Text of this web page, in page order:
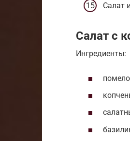
Салат
Салат с
Ингредиенты: